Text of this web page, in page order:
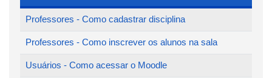
Professores - Como cadastrar disciplina
Professores - Como inscrever os alunos na sala
Usuários - Como acessar o Moodle